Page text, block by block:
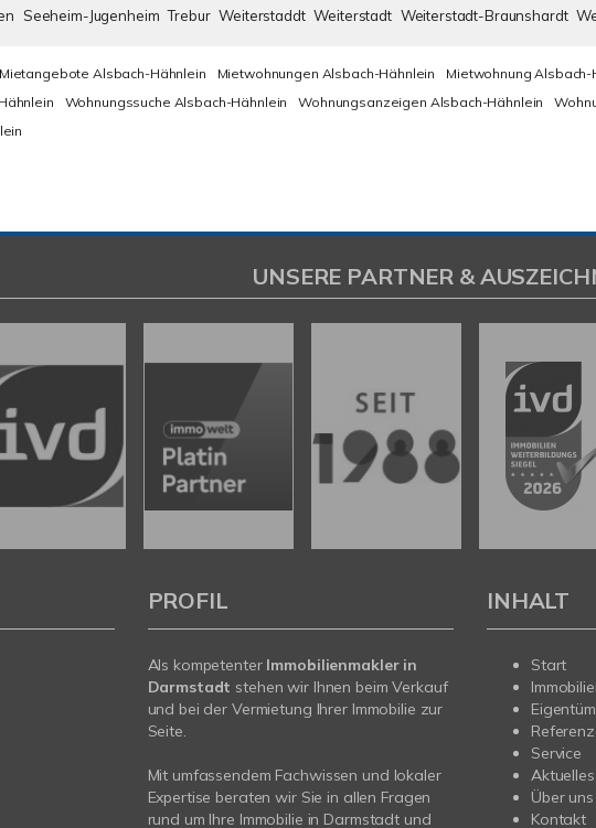
Seeheim-Jugenheim Trebur Weiterstaddt Weiterstadt Weiterstadt-Braunshardt
Mietangebote Alsbach-Hähnlein Mietwohnungen Alsbach-Hähnlein Mietwohnung Alsbach-
Wohnungssuche Alsbach-Hähnlein Wohnungsanzeigen Alsbach-Hähnlein
UNSERE PARTNER &
PROFIL
Als kompetenter Immobilienmakler in
Darmstadt stehen wir Ihnen beim Verkauf
und bei der Vermietung Ihrer Immobilie zur
Seite.
Mit umfassendem Fachwissen und lokaler
Expertise beraten wir Sie in allen Fragen
rund um Ihre Immobilie in Darmstadt und
INHALT
Start
Service
Aktuelles
Über uns
Kontakt